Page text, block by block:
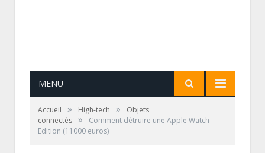
MENU
Accueil » High-tech »
Objets
connectés »
Comment détruire une Apple Watch
Edition (11000 euros)